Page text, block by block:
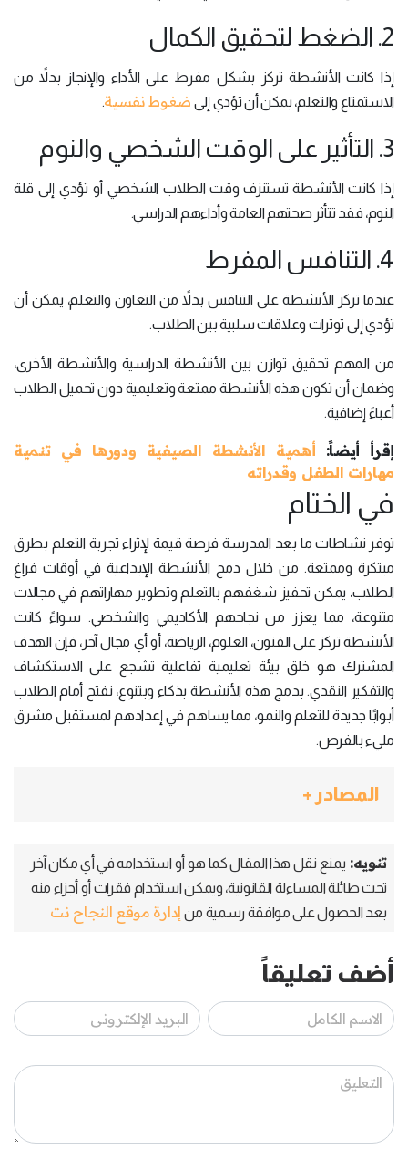
2. الضغط لتحقيق الكمال
إذا كانت الأنشطة تركز بشكل مفرط على الأداء والإنجاز بدلاً من
الاستمتاع والتعلم، يمكن أن تؤدي إلى ضغوط نفسية.
3. التأثير على الوقت الشخصي والنوم
إذا كانت الأنشطة تستنزف وقت الطلاب الشخصي أو تؤدي إلى قلة
النوم، فقد تتأثر صحتهم العامة وأداءهم الدراسي.
4. التنافس المفرط
عندما تركز الأنشطة على التنافس بدلاً من التعاون والتعلم، يمكن أن
تؤدي إلى توترات وعلاقات سلبية بين الطلاب.
من المهم تحقيق توازن بين الأنشطة الدراسية والأنشطة الأخرى،
وضمان أن تكون هذه الأنشطة ممتعة وتعليمية دون تحميل الطلاب
أعباءً إضافية.
إقرأ أيضاً: أهمية الأنشطة الصيفية ودورها في تنمية
مهارات الطفل وقدراته
في الختام
توفر نشاطات ما بعد المدرسة فرصة قيمة لإثراء تجربة التعلم بطرق
مبتكرة وممتعة. من خلال دمج الأنشطة الإبداعية في أوقات فراغ
الطلاب، يمكن تحفيز شغفهم بالتعلم وتطوير مهاراتهم في مجالات
متنوعة، مما يعزز من نجاحهم الأكاديمي والشخصي. سواءً كانت
الأنشطة تركز على الفنون، العلوم، الرياضة، أو أي مجال آخر، فإن الهدف
المشترك هو خلق بيئة تعليمية تفاعلية تشجع على الاستكشاف
والتفكير النقدي. بدمج هذه الأنشطة بذكاء وبتنوع، نفتح أمام الطلاب
أبوابًا جديدة للتعلم والنمو، مما يساهم في إعدادهم لمستقبل مشرق
مليء بالفرص.
المصادر +
تنويه: يمنع نقل هذا المقال كما هو أو استخدامه في أي مكان آخر
تحت طائلة المساءلة القانونية، ويمكن استخدام فقرات أو أجزاء منه
بعد الحصول على موافقة رسمية من إدارة موقع النجاح نت
أضف تعليقاً